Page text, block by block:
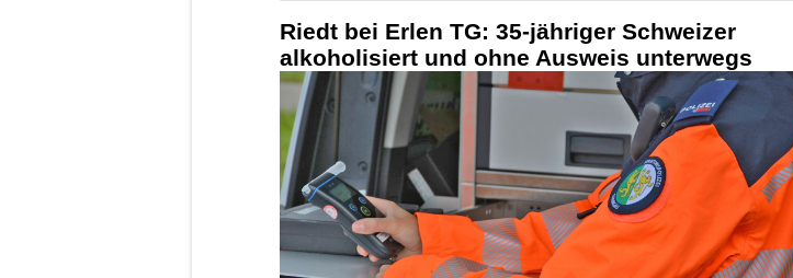
Riedt bei Erlen TG: 35-jähriger Schweizer
alkoholisiert und ohne Ausweis unterwegs